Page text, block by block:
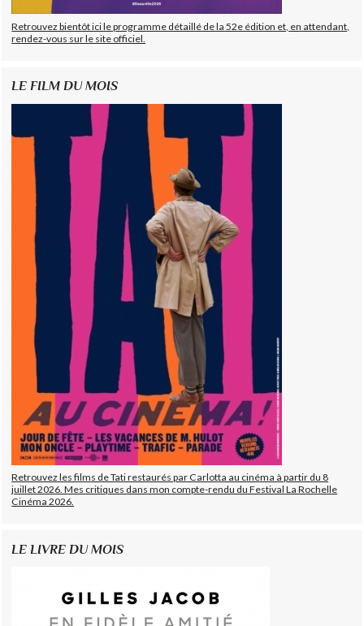
Retrouvez bientôt ici le programme détaillé de la 52e édition et, en attendant,
rendez-vous sur le site officiel.
LE FILM DU MOIS
Retrouvez les films de Tati restaurés par Carlotta au cinéma à partir du 8
juillet 2026. Mes critiques dans mon compte-rendu du Festival La Rochelle
Cinéma 2026.
LE LIVRE DU MOIS